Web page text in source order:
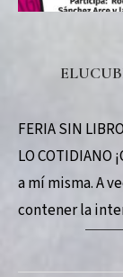
FERIA SIN
LO
a mí misma. A
contener la